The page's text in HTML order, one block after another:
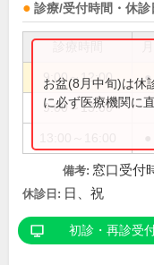
診療/受付時間・休診
9:00～12:00 ●
9:00～13:00
お盆(8月中旬)は休
に必ず医療機関に
備考: 窓口受付
休診日: 日、祝
初診・再診受